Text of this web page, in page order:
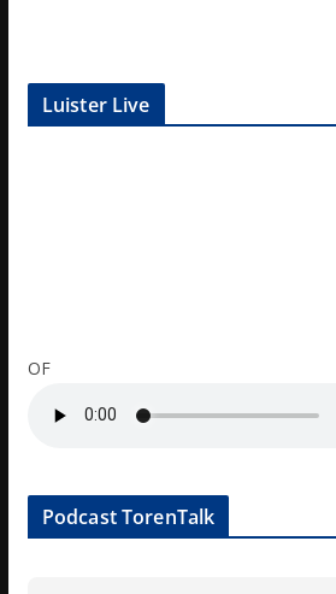
Luister Live
OF
Podcast TorenTalk